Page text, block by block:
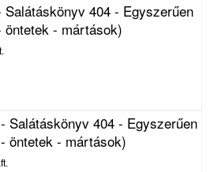
Salátáskönyv 404 - Egyszerűen
öntetek - mártások)
Salátáskönyv 404 - Egyszerűen
öntetek - mártások)